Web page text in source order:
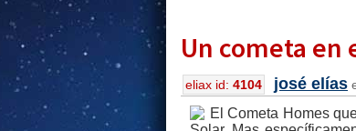
Un cometa en
eliax id: 4104 josé elías
El Cometa Homes